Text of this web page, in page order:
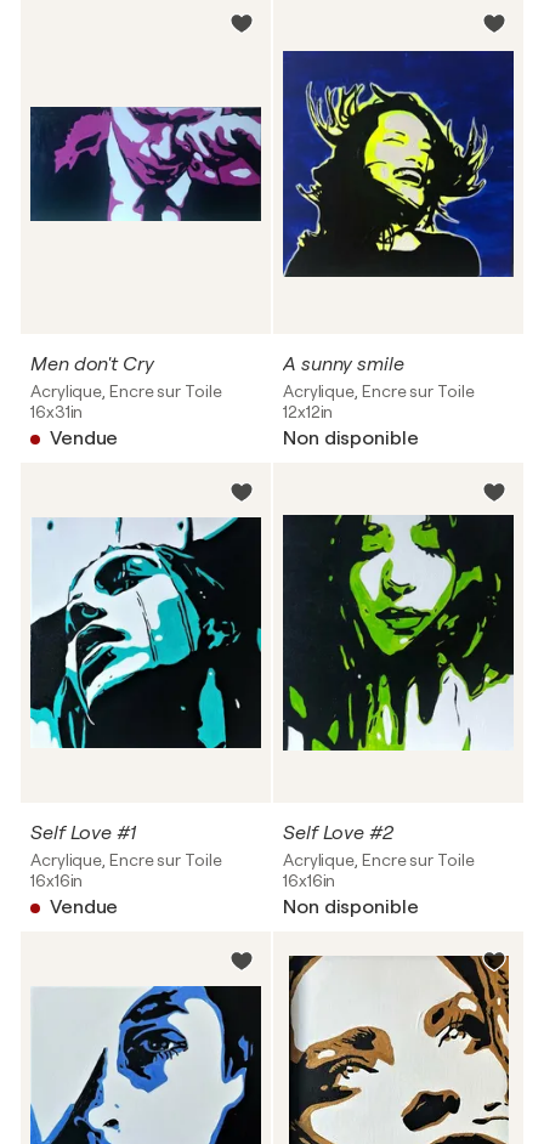
Men don't Cry
Acrylique, Encre sur Toile
16x31in
Vendue
A sunny smile
Acrylique, Encre sur Toile
12x12in
Non disponible
Self Love #1
Acrylique, Encre sur Toile
16x16in
Vendue
Self Love #2
Acrylique, Encre sur Toile
16x16in
Non disponible